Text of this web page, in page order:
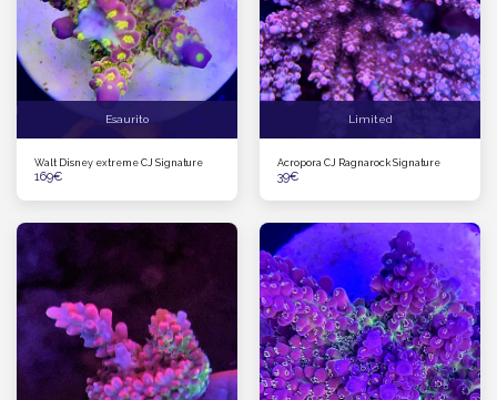
Esaurito
Walt Disney extreme CJ Signature
169€
Limited
Acropora CJ Ragnarock Signature
39€